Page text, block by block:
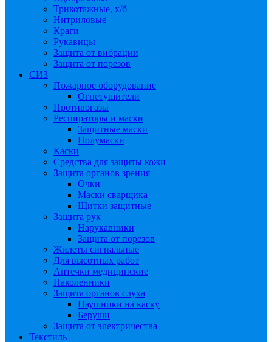
Трикотажные, х/б
Нитриловые
Краги
Рукавицы
Защита от вибрации
Защита от порезов
СИЗ
Пожарное оборудование
Огнетушители
Противогазы
Респираторы и маски
Защитные маски
Полумаски
Каски
Средства для защиты кожи
Защита органов зрения
Очки
Маски сварщика
Щитки защитные
Защита рук
Нарукавники
Защита от порезов
Жилеты сигнальные
Для высотных работ
Аптечки медицинские
Наколенники
Защита органов слуха
Наушники на каску
Беруши
Защита от электричества
Текстиль